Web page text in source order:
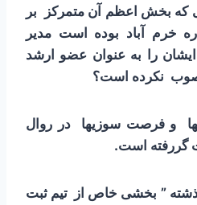
که بخش اعظم آن متمرکز بر
خرم آباد بوده است مدیر
را به عنوان عضو ارشد
نکرده است؟
و فرصت سوزی­ها در روال
گررفته است.
” بخشی خاص از تیم ثبت